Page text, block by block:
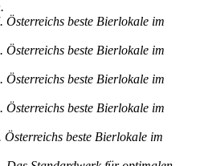
Österreichs beste Bierlokale im
Österreichs beste Bierlokale im
Österreichs beste Bierlokale im
Österreichs beste Bierlokale im
beste Bierlokale im